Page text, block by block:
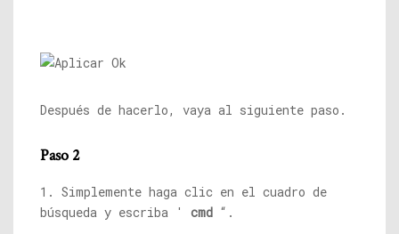
Después de hacerlo, vaya al siguiente paso.
Paso 2
1. Simplemente haga clic en el cuadro de
búsqueda y escriba ' cmd “.